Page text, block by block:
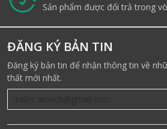
Sản phẩm được đổi trả trong
ĐĂNG KÝ BẢN TIN
Đăng ký bản tin để nhận thông tin về
thất mới nhất.